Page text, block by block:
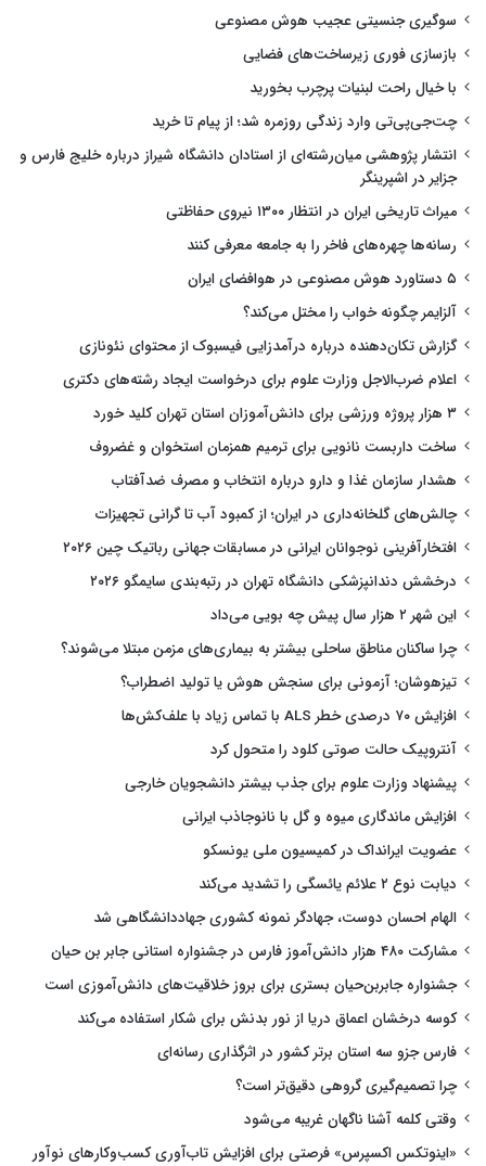
سوگیری جنسیتی عجیب هوش مصنوعی
بازسازی فوری زیرساخت‌های فضایی
با خیال راحت لبنیات پرچرب بخورید
چت‌جی‌پی‌تی وارد زندگی روزمره شد؛ از پیام تا خرید
انتشار پژوهشی میان‌رشته‌ای از استادان دانشگاه شیراز درباره خلیج فارس و
جزایر در اشپرینگر
میراث تاریخی ایران در انتظار ۱۳۰۰ نیروی حفاظتی
رسانه‌ها چهره‌های فاخر را به جامعه معرفی کنند
۵ دستاورد هوش مصنوعی در هوافضای ایران
آلزایمر چگونه خواب را مختل می‌کند؟
گزارش تکان‌دهنده درباره درآمدزایی فیسبوک از محتوای نئونازی
اعلام ضرب‌الاجل وزارت علوم برای درخواست ایجاد رشته‌های دکتری
۳ هزار پروژه ورزشی برای دانش‌آموزان استان تهران کلید خورد
ساخت داربست نانویی برای ترمیم همزمان استخوان و غضروف
هشدار سازمان غذا و دارو درباره انتخاب و مصرف ضدآفتاب
چالش‌های گلخانه‌داری در ایران؛ از کمبود آب تا گرانی تجهیزات
افتخارآفرینی نوجوانان ایرانی در مسابقات جهانی رباتیک چین ۲۰۲۶
درخشش دندانپزشکی دانشگاه تهران در رتبه‌بندی سایمگو ۲۰۲۶
این شهر ۲ هزار سال پیش چه بویی می‌داد
چرا ساکنان مناطق ساحلی بیشتر به بیماری‌های مزمن مبتلا می‌شوند؟
تیزهوشان؛ آزمونی برای سنجش هوش یا تولید اضطراب؟
افزایش ۷۰ درصدی خطر ALS با تماس زیاد با علف‌کش‌ها
آنتروپیک حالت صوتی کلود را متحول کرد
پیشنهاد وزارت علوم برای جذب بیشتر دانشجویان خارجی
افزایش ماندگاری میوه و گل با نانوجاذب ایرانی
عضویت ایرانداک در کمیسیون ملی یونسکو
دیابت نوع ۲ علائم یائسگی را تشدید می‌کند
الهام احسان دوست، جهادگر نمونه کشوری جهاددانشگاهی شد
مشارکت ۴۸۰ هزار دانش‌آموز فارس در جشنواره استانی جابر بن حیان
جشنواره جابربن‌حیان بستری برای بروز خلاقیت‌های دانش‌آموزی است
کوسه درخشان اعماق دریا از نور بدنش برای شکار استفاده می‌کند
فارس جزو سه استان برتر کشور در اثرگذاری رسانه‌ای
چرا تصمیم‌گیری گروهی دقیق‌تر است؟
وقتی کلمه آشنا ناگهان غریبه می‌شود
«اینوتکس اکسپرس» فرصتی برای افزایش تاب‌آوری کسب‌وکارهای نوآور